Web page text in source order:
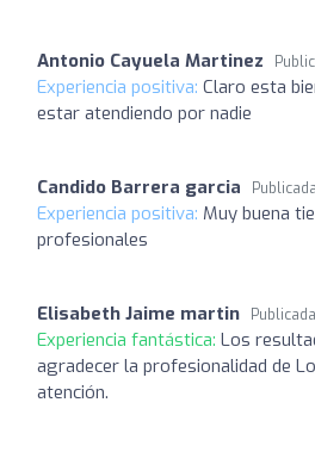
Antonio Cayuela Martinez
Experiencia positiva: Claro esta
estar atendiendo por nadie
Candido Barrera garcia
Experiencia positiva: Muy buena
profesionales
Elisabeth Jaime martin
Experiencia fantástica: Los
agradecer la profesionalidad de
atención.